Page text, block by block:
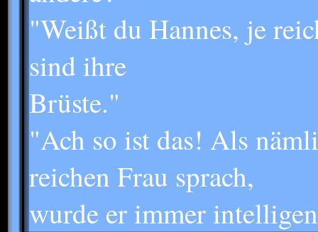
"Weißt du Hannes, je
sind ihre
Brüste."
"Ach so ist das! Als
reichen Frau sprach,
wurde er immer